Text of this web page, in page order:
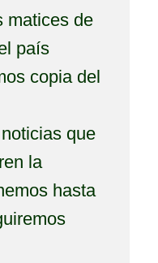
matices de
país
copia del
que
la
hasta